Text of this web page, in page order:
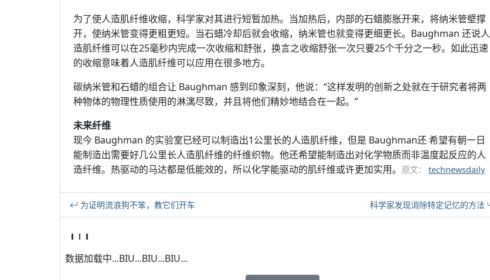
为了使人造肌纤维收缩，科学家对其进行短暂加热。当加热后，内部的石蜡膨胀开来，将纳米管壁撑
开，使纳米管变得更粗更短。当石蜡冷却后就会收缩，纳米管也就变得更细更长。Baughman 还说人
造肌纤维可以在25毫秒内完成一次收缩和舒张，换言之收缩舒张一次只要25个千分之一秒。如此迅速
的收缩意味着人造肌纤维可以应用在很多地方。
碳纳米管和石蜡的组合让 Baughman 感到印象深刻，他说：“这样发明的创新之处就在于研究者将两
种物体的物理性质使用的淋漓尽致，并且将他们精妙地结合在一起。”
未来纤维
现今 Baughman 的实验室已经可以制造出1公里长的人造肌纤维，但是 Baughman还 希望有朝一日
能制造出需要好几公里长人造肌纤维的纤维织物。他还希望能制造出对化学物质而非温度起反应的人
造纤维。热驱动的马达都是低能效的，所以化学能驱动的肌纤维或许更加实用。 原文： technewsdaily
为证明流浪狗不笨，教它们开车 科学家发现消除特定记忆的方法
数据加载中...BIU...BIU...BIU...